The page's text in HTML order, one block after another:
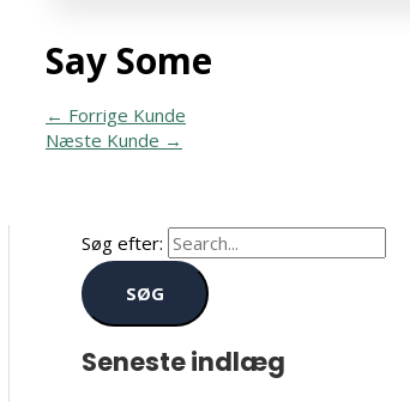
Say Some
← Forrige Kunde
Næste Kunde →
Søg efter:
Seneste indlæg